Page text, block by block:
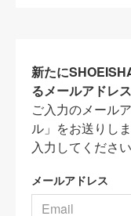
新たに
るメールアドレ
ご入力のメール
ル」をお送りし
入力してください
メールアドレス